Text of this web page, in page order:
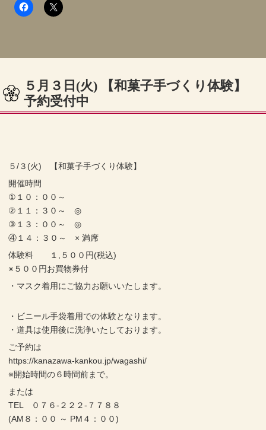
５月３日(火) 【和菓子手づくり体験】
予約受付中
５/３(火) 【和菓子手づくり体験】
開催時間
①１０：００～
②１１：３０～ ◎
③１３：００～ ◎
④１４：３０～ × 満席
体験料 １,５００円(税込)
※５００円お買物券付
・マスク着用にご協力お願いいたします。
・ビニール手袋着用での体験となります。
・道具は使用後に洗浄いたしております。
ご予約は
https://kanazawa-kankou.jp/wagashi/
※開始時間の６時間前まで。
または
TEL ０７６-２２２-７７８８
(AM８：００ ～ PM４：００)